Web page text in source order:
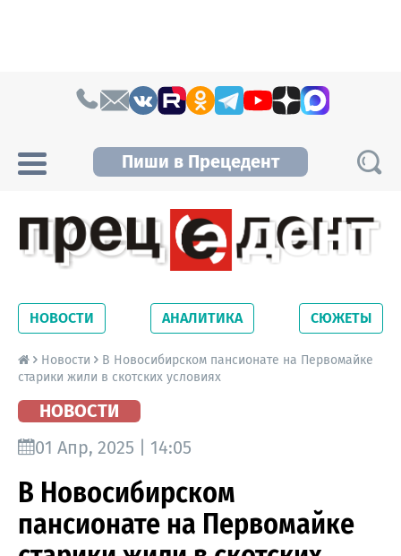
Пиши в Прецедент
Новосибирской области. Читайте свежие
новости на сайте сетевого издания
Precedent.
НОВОСТИ АНАЛИТИКА СЮЖЕТЫ
Новости
В Новосибирском пансионате на Первомайке
старики жили в скотских условиях
НОВОСТИ
01 Апр, 2025 | 14:05
В Новосибирском
пансионате на Первомайке